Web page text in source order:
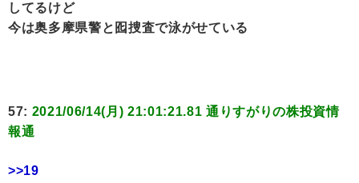
してるけど
今は奥多摩県警と囮捜査で泳がせている
57: 2021/06/14(月) 21:01:21.81 通りすがりの株投資情
報通
>>19